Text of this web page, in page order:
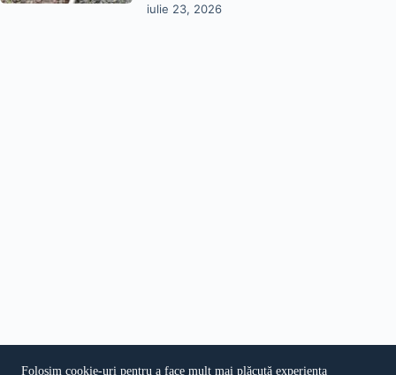
Folosim cookie-uri pentru a face mult mai plăcută experiența
iulie 23, 2026